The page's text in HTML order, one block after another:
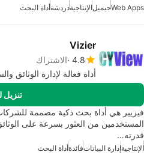
Web Appsجيميلالإنتاجيةدردشةأداة البحث
Vizier
4.8 الاشتراك
أداة فعالة لإدارة الوثائق
تنزيل
فيزيير هي أداة بحث ذكية مصممة
المستخدمين من العثور بسرعة على
قدرته…
الإنتاجيةإدارة البياناتفائدةأداة البحث